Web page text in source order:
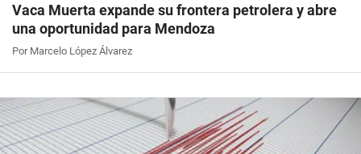
Vaca Muerta expande su frontera petrolera y abre
una oportunidad para Mendoza
Por Marcelo López Álvarez